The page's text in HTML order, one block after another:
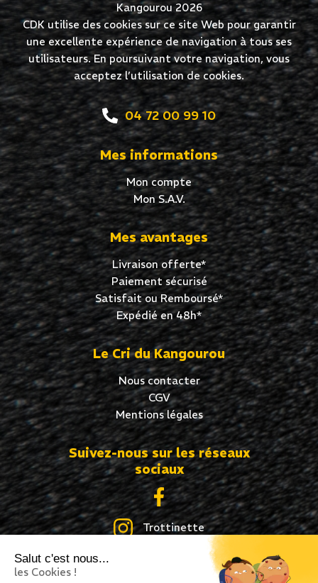
Salut c'est nous...
les Cookies !
Kangourou 2026
CDK utilise des cookies sur ce site Web pour garantir
une excellente expérience de navigation à tous ses
utilisateurs. En poursuivant votre navigation, vous
acceptez l’utilisation de cookies.
04 72 00 99 10
Mes informations
Mon compte
Mon S.A.V.
Mes avantages
Livraison offerte*
Paiement sécurisé
Satisfait ou Remboursé*
Expédié en 48h*
Le Cri du Kangourou
Nous contacter
CGV
Mentions légales
Suivez-nous sur les réseaux
sociaux
Trottinette